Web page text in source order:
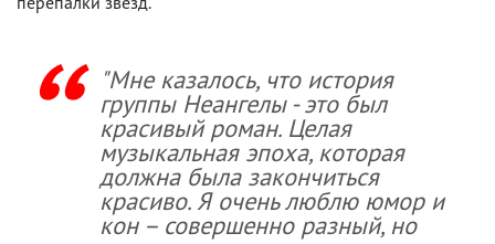
"Мне казалось, что история
группы Неангелы - это был
красивый роман. Целая
музыкальная эпоха, которая
должна была закончиться
красиво. Я очень люблю юмор и
кон – совершенно разный, но